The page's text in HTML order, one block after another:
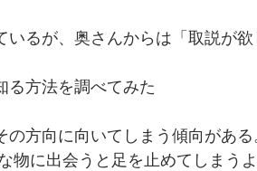
いるが、奥さんからは「取説が
る方法を調べてみた
方向に向いてしまう傾向があ
物に出会うと足を止めてしまう